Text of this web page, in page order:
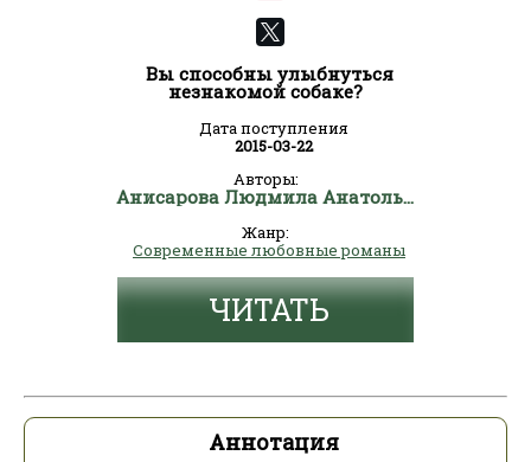
Вы способны улыбнуться
незнакомой собаке?
Дата поступления
2015-03-22
Авторы:
Анисарова Людмила Анатольвна
Жанр:
Современные любовные романы
ЧИТАТЬ
Аннотация